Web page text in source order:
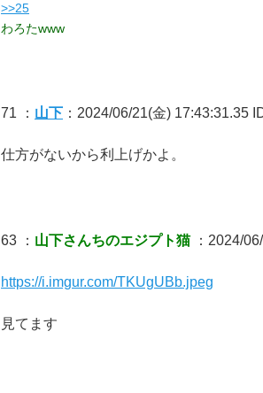
>>25
わろたwww
71 ： 山下 ：2024/06/21(金) 17:43:31.35
仕方がないから利上げかよ。
63 ： 山下さんちのエジプト猫 ：2024/
https://i.imgur.com/TKUgUBb.jpeg
見てます